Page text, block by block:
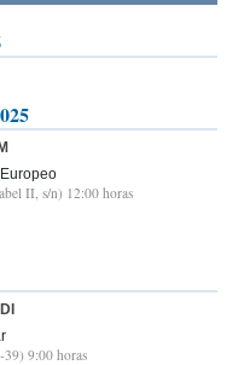
II, s/n) 12:00 horas
9:00 horas